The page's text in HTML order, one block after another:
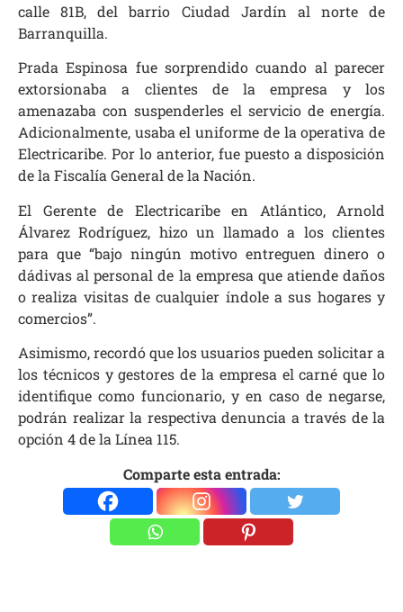
calle 81B, del barrio Ciudad Jardín al norte de
Barranquilla.
Prada Espinosa fue sorprendido cuando al parecer
extorsionaba a clientes de la empresa y los
amenazaba con suspenderles el servicio de energía.
Adicionalmente, usaba el uniforme de la operativa de
Electricaribe. Por lo anterior, fue puesto a disposición
de la Fiscalía General de la Nación.
El Gerente de Electricaribe en Atlántico, Arnold
Álvarez Rodríguez, hizo un llamado a los clientes
para que “bajo ningún motivo entreguen dinero o
dádivas al personal de la empresa que atiende daños
o realiza visitas de cualquier índole a sus hogares y
comercios”.
Asimismo, recordó que los usuarios pueden solicitar a
los técnicos y gestores de la empresa el carné que lo
identifique como funcionario, y en caso de negarse,
podrán realizar la respectiva denuncia a través de la
opción 4 de la Línea 115.
Comparte esta entrada: